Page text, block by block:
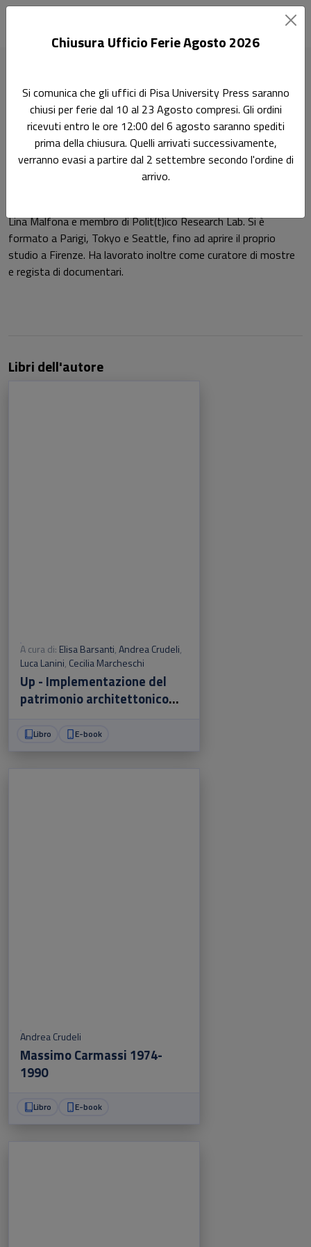
Andrea Crudeli
Pagina di Andrea Crudeli
Lina Malfona e membro di Polit(t)ico Research Lab. Si è
formato a Parigi, Tokyo e Seattle, fino ad aprire il proprio
studio a Firenze. Ha lavorato inoltre come curatore di mostre
e regista di documentari.
Libri dell'autore
A cura di: Elisa Barsanti,Andrea Crudeli,
Luca Lanini, Cecilia Marcheschi
Up - Implementazione del
patrimonio architettonico
Libro E-book
Andrea Crudeli
Massimo Carmassi 1974-
1990
Libro E-book
Chiusura Ufficio Ferie Agosto 2026
Si comunica che gli uffici di Pisa University Press saranno
chiusi per ferie dal 10 al 23 Agosto compresi. Gli ordini
ricevuti entro le ore 12:00 del 6 agosto saranno spediti
prima della chiusura. Quelli arrivati successivamente,
verranno evasi a partire dal 2 settembre secondo l'ordine di
arrivo.